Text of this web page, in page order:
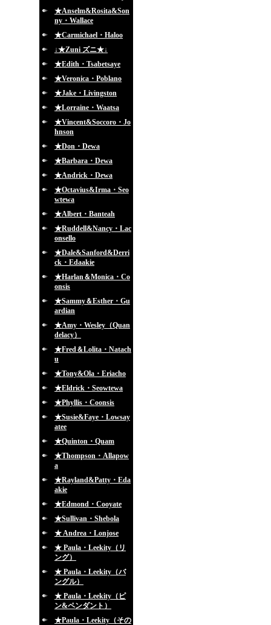
★Anselm&Rosita&Son
ny・Wallace
★Carmichael・Haloo
↓★Zuni ズニ★↓
★Edith・Tsabetsaye
★Veronica・Poblano
★Jake・Livingston
★Lorraine・Waatsa
★Vincent&Soccoro・Jo
hnson
★Don・Dewa
★Barbara・Dewa
★Andrick・Dewa
★Octavius&Irma・Seo
wtewa
★Albert・Banteah
★Ruddell&Nancy・Lac
onsello
★Dale&Sanford&Derri
ck・Edaakie
★Harlan＆Monica・Co
onsis
★Sammy＆Esther・Gu
ardian
★Amy・Wesley（Quan
delacy）
★Fred＆Lolita・Natach
u
★Tony&Ola・Eriacho
★Eldrick・Seowtewa
★Phyllis・Coonsis
★Susie&Faye・Lowsay
atee
★Quinton・Quam
★Thompson・Allapow
a
★Rayland&Patty・Eda
akie
★Edmond・Cooyate
★Sullivan・Shebola
★ Andrea・Lonjose
★ Paula・Leekity（リ
ング）
★ Paula・Leekity（バ
ングル）
★ Paula・Leekity（ピ
ン&ペンダント）
★Paula・Leekity（その